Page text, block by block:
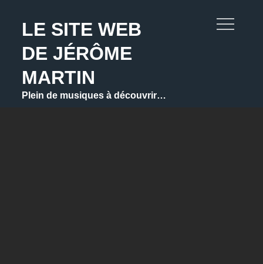
LE SITE WEB
DE JÉRÔME
MARTIN
Plein de musiques à découvrir…